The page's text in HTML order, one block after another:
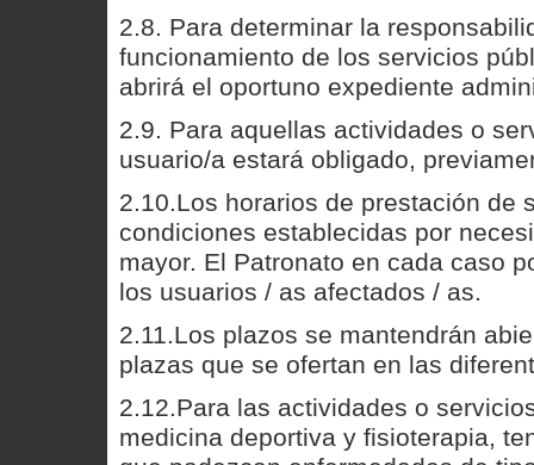
2.8. Para determinar la
funcionamiento de los servicios
abrirá el oportuno expediente
2.9. Para aquellas actividades o
usuario/a estará obligado,
2.10.Los horarios de prestación de
condiciones establecidas por
mayor. El Patronato en cada caso
los usuarios / as afectados / as.
2.11.Los plazos se mantendrán
plazas que se ofertan en las
2.12.Para las actividades o
medicina deportiva y fisioterapia,